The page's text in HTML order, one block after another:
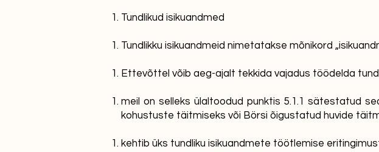
Tundlikud isikuandmed
Tundlikku isikuandmeid nimetatakse mõnikord
Ettevõttel võib aeg-ajalt tekkida vajadus töödelda
meil on selleks ülaltoodud punktis 5.1.1 sätestatud
kohustuste täitmiseks või Börsi õigustatud huvide
kehtib üks tundliku isikuandmete töötlemise